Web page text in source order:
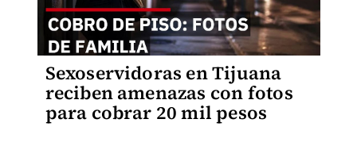
Sexoservidoras en Tijuana
reciben amenazas con fotos
para cobrar 20 mil pesos